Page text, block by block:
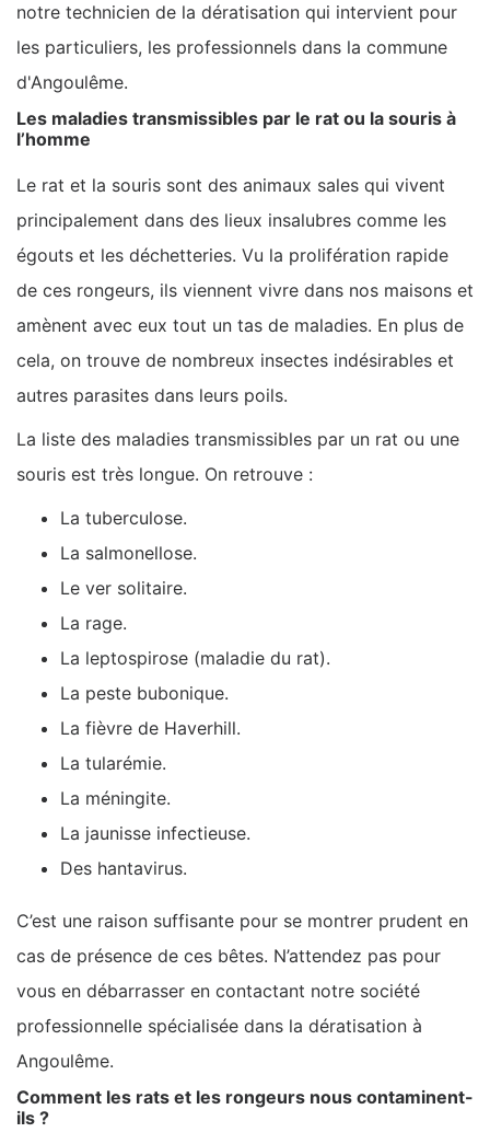
notre technicien de la dératisation qui intervient pour
les particuliers, les professionnels dans la commune
d'Angoulême.
Les maladies transmissibles par le rat ou la souris à
l’homme
Le rat et la souris sont des animaux sales qui vivent
principalement dans des lieux insalubres comme les
égouts et les déchetteries. Vu la prolifération rapide
de ces rongeurs, ils viennent vivre dans nos maisons et
amènent avec eux tout un tas de maladies. En plus de
cela, on trouve de nombreux insectes indésirables et
autres parasites dans leurs poils.
La liste des maladies transmissibles par un rat ou une
souris est très longue. On retrouve :
La tuberculose.
La salmonellose.
Le ver solitaire.
La rage.
La leptospirose (maladie du rat).
La peste bubonique.
La fièvre de Haverhill.
La tularémie.
La méningite.
La jaunisse infectieuse.
Des hantavirus.
C’est une raison suffisante pour se montrer prudent en
cas de présence de ces bêtes. N’attendez pas pour
vous en débarrasser en contactant notre société
professionnelle spécialisée dans la dératisation à
Angoulême.
Comment les rats et les rongeurs nous contaminent-
ils ?